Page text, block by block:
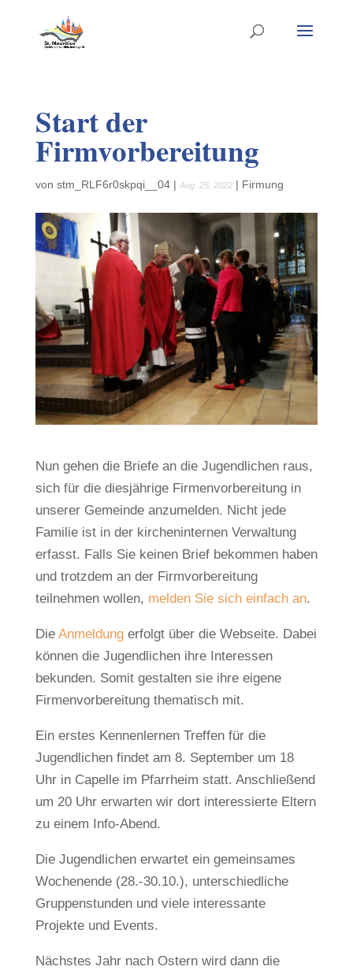
Start der
Firmvorbereitung
von stm_RLF6r0skpqi__04| Aug. 25, 2022| Firmung
Nun gehen die Briefe an die Jugendlichen raus,
sich für die diesjährige Firmenvorbereitung in
unserer Gemeinde anzumelden. Nicht jede
Familie ist in der kircheninternen Verwaltung
erfasst. Falls Sie keinen Brief bekommen haben
und trotzdem an der Firmvorbereitung
teilnehmen wollen, melden Sie sich einfach an.
Die Anmeldungerfolgt über die Webseite. Dabei
können die Jugendlichen ihre Interessen
bekunden. Somit gestalten sie ihre eigene
Firmenvorbereitung thematisch mit.
Ein erstes Kennenlernen Treffen für die
Jugendlichen findet am 8. September um 18
Uhr in Capelle im Pfarrheim statt. Anschließend
um 20 Uhr erwarten wir dort interessierte Eltern
zu einem Info-Abend.
Die Jugendlichen erwartet ein gemeinsames
Wochenende (28.-30.10.), unterschiedliche
Gruppenstunden und viele interessante
Projekte und Events.
Nächstes Jahr nach Ostern wird dann die